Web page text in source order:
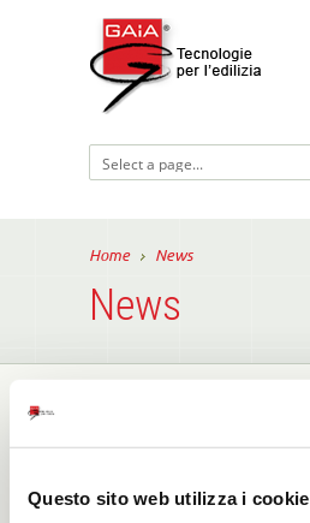
Questo sito web utilizza i cookie
Home News
News
News